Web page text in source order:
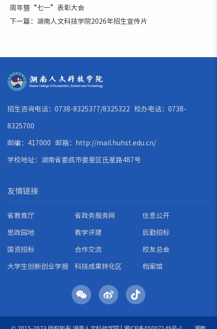
周年暨“七一”表彰大会
下一篇：湖南人文科技学院2026年招生宣传片
招生咨询电话：0738-8325377/8325322 校办电话：0738-
8325700
邮编：417000 邮箱： http://mail.huhst.edu.cn/
学校地址：湖南省娄底市娄星区氐星路487号
友情链接
省教育厅 省政务服务网 信息公开
思政园地 教学评建 后勤招标
国资招标 合作交流 校友总会
大学生创新创业学报 科技成果转化区 档案馆